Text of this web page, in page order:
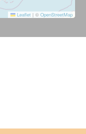
Leaflet | © OpenStreetMap